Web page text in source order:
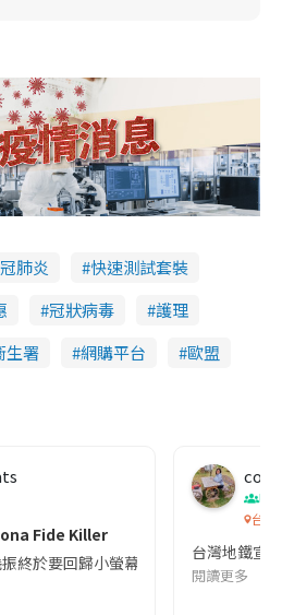
肺炎
快速測試套裝
冠狀病毒
護理
生署 網購平台 歐盟
Fide Killer
終於要回歸小螢幕啦!這次的劇本改編
co
吹
台灣
台灣地鐵宣
閱讀更多